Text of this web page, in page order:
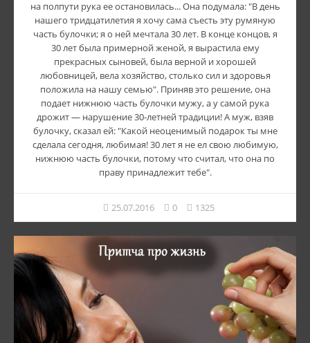
на полпути рука ее остановилась... Она подумала: "В день
нашего тридцатилетия я хочу сама съесть эту румяную
часть булочки; я о ней мечтала 30 лет. В конце концов, я
30 лет была примерной женой, я вырастила ему
прекрасных сыновей, была верной и хорошей
любовницей, вела хозяйство, столько сил и здоровья
положила на нашу семью". Приняв это решение, она
подает нижнюю часть булочки мужу, а у самой рука
дрожит — нарушение 30-летней традиции! А муж, взяв
булочку, сказал ей: "Какой неоценимый подарок ты мне
сделала сегодня, любимая! 30 лет я не ел свою любимую,
нижнюю часть булочки, потому что считал, что она по
праву принадлежит тебе".
25.07.2016 0 1325